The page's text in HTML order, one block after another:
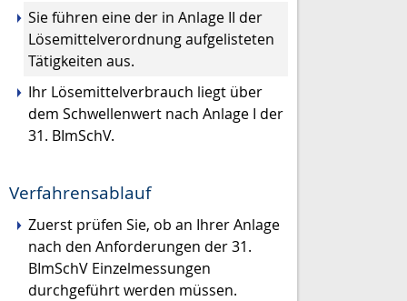
Sie führen eine der in Anlage II der
Lösemittelverordnung aufgelisteten
Tätigkeiten aus.
Ihr Lösemittelverbrauch liegt über
dem Schwellenwert nach Anlage I der
31. BImSchV.
Verfahrensablauf
Zuerst prüfen Sie, ob an Ihrer Anlage
nach den Anforderungen der 31.
BImSchV Einzelmessungen
durchgeführt werden müssen.